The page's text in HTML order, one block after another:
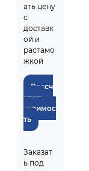
ать цену
с
доставк
ой и
растамо
жкой
Рассч
итать
стоимос
ть
Заказат
ь под